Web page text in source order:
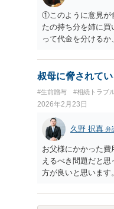
①このように意見が
たの持ち分を姉に
って代金を分ける
ってしまいます。 ②
か？ 姉だけ使用す
るのでしょうか。
に なるべく共有
なってしまった場
が使用することを
料をもらうくらい
情を話して相談さ
叔母に脅されてい
#生前贈与 #相続トラブ
2026年2月23日
久野 択真 弁
お父様にかかった
えるべき問題だと
方が良いと思います